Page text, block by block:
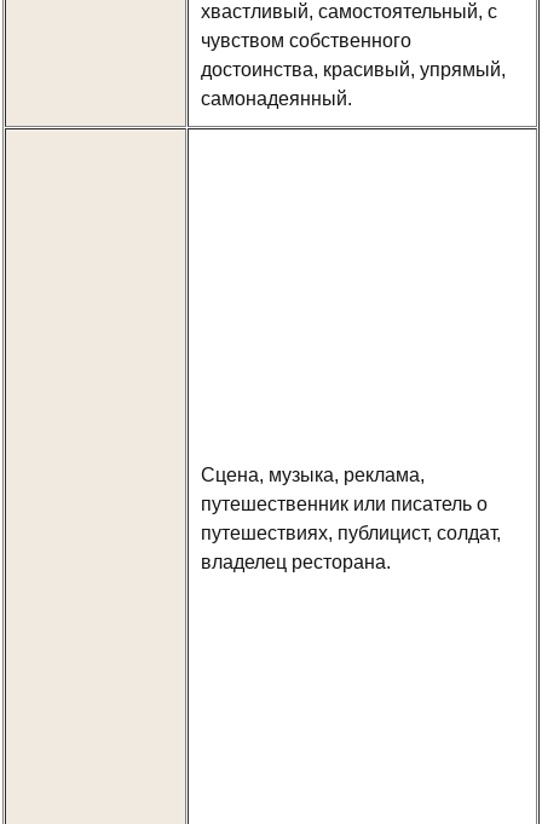
хвастливый, самостоятельный, с
чувством собственного
достоинства, красивый, упрямый,
самонадеянный.
Сцена, музыка, реклама,
путешественник или писатель о
путешествиях, публицист, солдат,
владелец ресторана.